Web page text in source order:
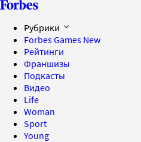
Рубрики
Forbes Games New
Рейтинги
Франшизы
Подкасты
Видео
Life
Woman
Sport
Young